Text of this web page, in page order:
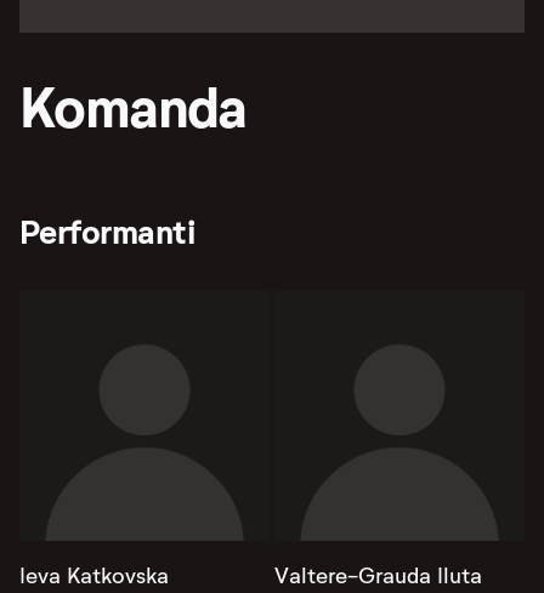
Komanda
Performanti
Ieva Katkovska Valtere-Grauda Iluta